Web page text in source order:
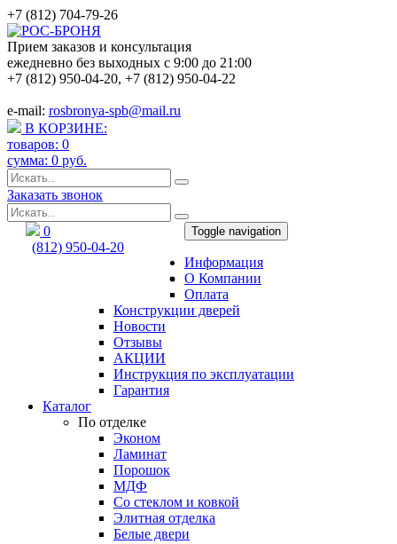
+7 (812) 704-79-26
Прием заказов и консультация
ежедневно без выходных с 9:00 до 21:00
+7 (812) 950-04-20, +7 (812) 950-04-22
e-mail: rosbronya-spb@mail.ru
В КОРЗИНЕ:
товаров: 0
сумма: 0 руб.
Заказать звонок
0
(812) 950-04-20
rosbronya-spb@mail.ru
Toggle navigation
Информация
О Компании
Оплата
Конструкции дверей
Новости
Отзывы
АКЦИИ
Инструкция по эксплуатации
Гарантия
Каталог
По отделке
Эконом
Ламинат
Порошок
МДФ
Со стеклом и ковкой
Элитная отделка
Белые двери